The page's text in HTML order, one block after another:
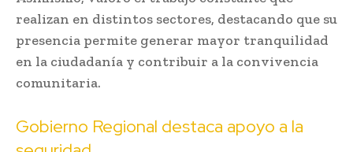
realizan en distintos sectores, destacando que su
presencia permite generar mayor tranquilidad
en la ciudadanía y contribuir a la convivencia
comunitaria.
Gobierno Regional destaca apoyo a la